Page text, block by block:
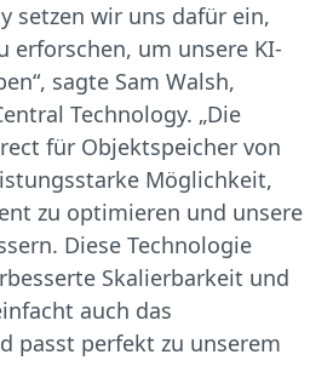
setzen wir uns dafür ein,
erforschen, um unsere KI-
sagte Sam Walsh,
Technology. „Die
für Objektspeicher von
Möglichkeit,
zu optimieren und unsere
Diese Technologie
Skalierbarkeit und
auch das
passt perfekt zu unserem